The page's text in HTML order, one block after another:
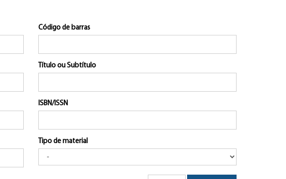
Código de barras
Título ou Subtítulo
ISBN/ISSN
Tipo de material